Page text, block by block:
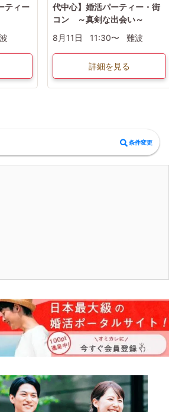
ティー
代中心】婚活パーティー・街
コン ～真剣な出会い～
8月11日
11:30〜 難波
詳細を見る
条件変更